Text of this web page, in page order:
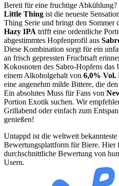
Bereit für eine fruchtige Abkühlung?
Little Thing ist die neueste
Thing Serie und bringt den Sommer
Hazy IPA trifft eine ordentliche
abgestimmtes Hopfenprofil aus
Diese Kombination sorgt für ein
an frisch gepressten Fruchtsaft
Kokosnoten des Sabro-Hopfens
einem Alkoholgehalt von 6,0% Vol.
eine angenehm milde Bittere, die
Ein absolutes Muss für Fans von
Portion Exotik suchen. Wir
Grillabend oder einfach zum
genießen!
Untappd ist die weltweit bekannteste
Bewertungsplattform für Biere. Hier
durchschnittliche Bewertung von
Usern.